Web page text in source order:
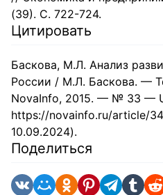
(39). С. 722-724.
Цитировать
Баскова, М.Л. Анализ
России / М.Л. Баскова. —
NovaInfo, 2015. — № 33 —
https://novainfo.ru/article/
10.09.2024).
Поделиться